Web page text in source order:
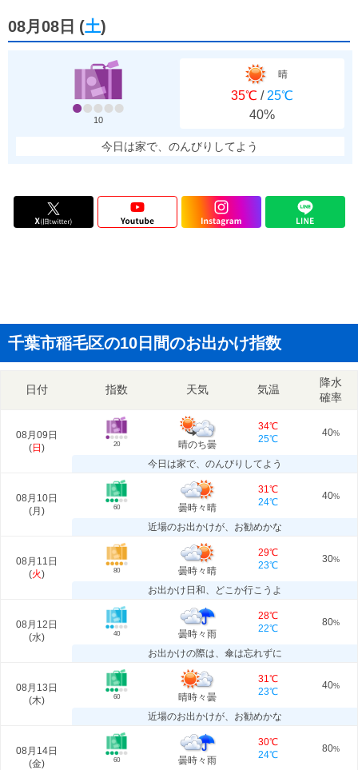
08月08日 (土)
10
晴
35℃ / 25℃
40%
今日は家で、のんびりしてよう
千葉市稲毛区の10日間のお出かけ指数
日付 指数 天気 気温
降水
確率
08月09日
(日 ) 20 晴のち曇
34℃
25℃
40%
今日は家で、のんびりしてよう
08月10日
(月 ) 60 曇時々晴
31℃
24℃
40%
近場のお出かけが、お勧めかな
08月11日
(火) 80 曇時々晴
29℃
23℃
30%
お出かけ日和、どこか行こうよ
08月12日
(水) 40 曇時々雨
28℃
22℃
80%
お出かけの際は、傘は忘れずに
08月13日
(木) 60 晴時々曇
31℃
23℃
40%
近場のお出かけが、お勧めかな
08月14日
(金) 60 曇時々雨
30℃
24℃
80%